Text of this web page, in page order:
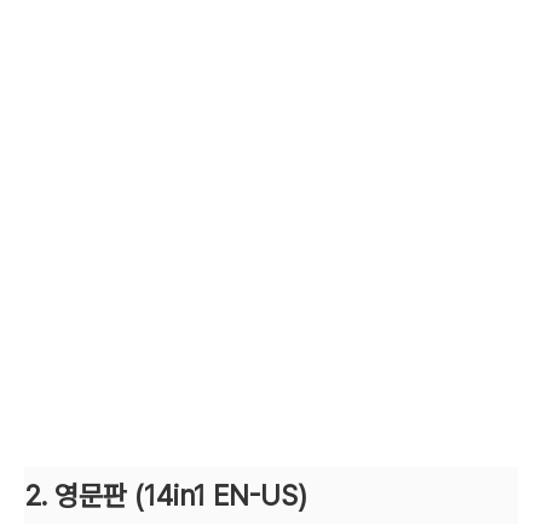
2. 영문판 (14in1 EN-US)